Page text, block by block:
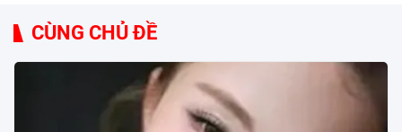
CÙNG CHỦ ĐỀ